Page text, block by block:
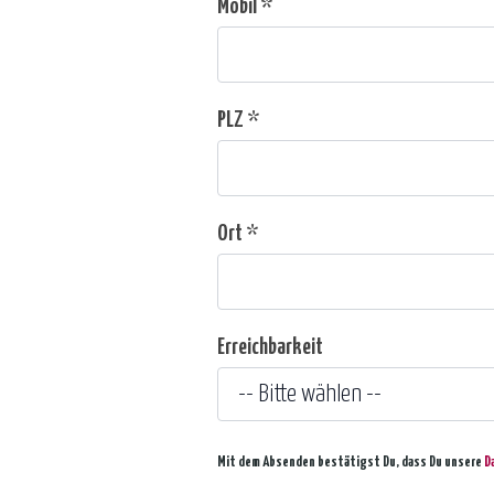
Mobil *
PLZ *
Ort *
Erreichbarkeit
Mit dem Absenden bestätigst Du, dass Du unsere